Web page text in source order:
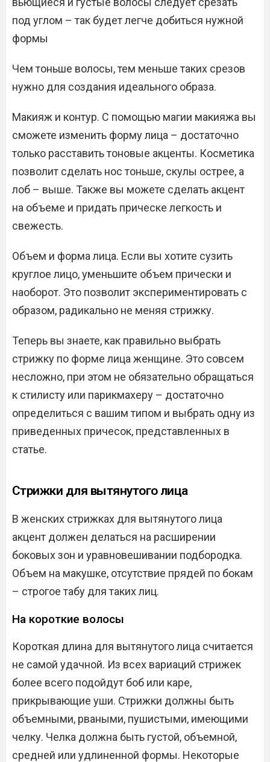
под углом – так будет легче добиться нужной
формы
Чем тоньше волосы, тем меньше таких срезов
нужно для создания идеального образа.
Макияж и контур. С помощью магии макияжа вы
сможете изменить форму лица – достаточно
только расставить тоновые акценты. Косметика
позволит сделать нос тоньше, скулы острее, а
лоб – выше. Также вы можете сделать акцент
на объеме и придать прическе легкость и
свежесть.
Объем и форма лица. Если вы хотите сузить
круглое лицо, уменьшите объем прически и
наоборот. Это позволит экспериментировать с
образом, радикально не меняя стрижку.
Теперь вы знаете, как правильно выбрать
стрижку по форме лица женщине. Это совсем
несложно, при этом не обязательно обращаться
к стилисту или парикмахеру – достаточно
определиться с вашим типом и выбрать одну из
приведенных причесок, представленных в
статье.
Стрижки для вытянутого лица
В женских стрижках для вытянутого лица
акцент должен делаться на расширении
боковых зон и уравновешивании подбородка.
Объем на макушке, отсутствие прядей по бокам
– строгое табу для таких лиц.
На короткие волосы
Короткая длина для вытянутого лица считается
не самой удачной. Из всех вариаций стрижек
более всего подойдут боб или каре,
прикрывающие уши. Стрижки должны быть
объемными, рваными, пушистыми, имеющими
челку. Челка должна быть густой, объемной,
средней или удлиненной формы. Некоторые